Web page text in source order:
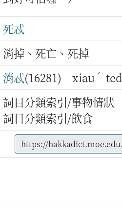
死忒
消掉、死亡、死掉
消忒(16281) xiau ˊ ted
詞目分類索引/事物情狀
詞目分類索引/飲食